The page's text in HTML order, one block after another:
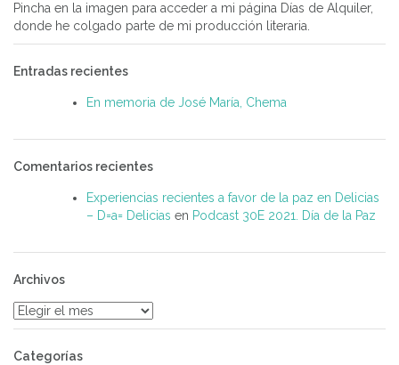
Pincha en la imagen para acceder a mi página Días de Alquiler,
donde he colgado parte de mi producción literaria.
Entradas recientes
En memoria de José María, Chema
Comentarios recientes
Experiencias recientes a favor de la paz en Delicias
– D=a= Delicias en Podcast 30E 2021. Día de la Paz
Archivos
Archivos
Categorías